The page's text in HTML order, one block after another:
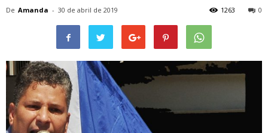
De Amanda - 30 de abril de 2019 0
1263